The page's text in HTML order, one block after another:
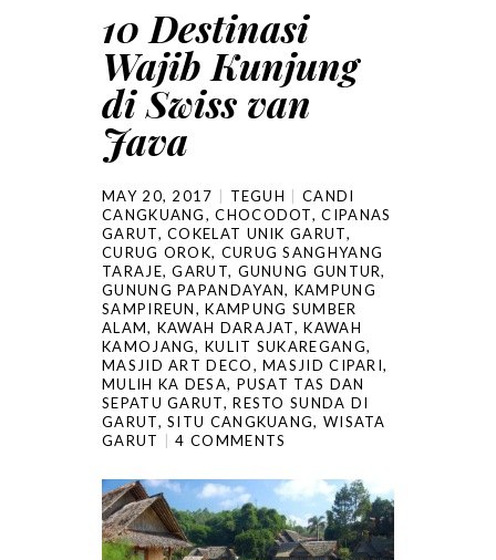
10 Destinasi
Wajib Kunjung
di Swiss van
Java
MAY 20, 2017 TEGUH
CANDI
CANGKUANG,CHOCODOT,CIPANAS
GARUT,COKELAT UNIK GARUT,
CURUG OROK, CURUG SANGHYANG
TARAJE,GARUT, GUNUNG GUNTUR,
GUNUNG PAPANDAYAN, KAMPUNG
SAMPIREUN,KAMPUNG SUMBER
ALAM, KAWAH DARAJAT,KAWAH
KAMOJANG,KULIT SUKAREGANG,
MASJID ART DECO,MASJID CIPARI,
MULIH KA DESA, PUSAT TAS DAN
SEPATU GARUT,RESTO SUNDA DI
GARUT,SITU CANGKUANG, WISATA
GARUT
4 COMMENTS